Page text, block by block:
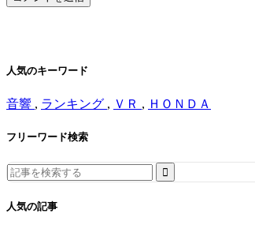
人気のキーワード
音響 , ランキング , ＶＲ , ＨＯＮＤＡ
フリーワード検索
Search
for:
人気の記事